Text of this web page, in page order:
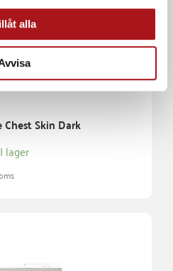
alla
Skin Dark
I lager